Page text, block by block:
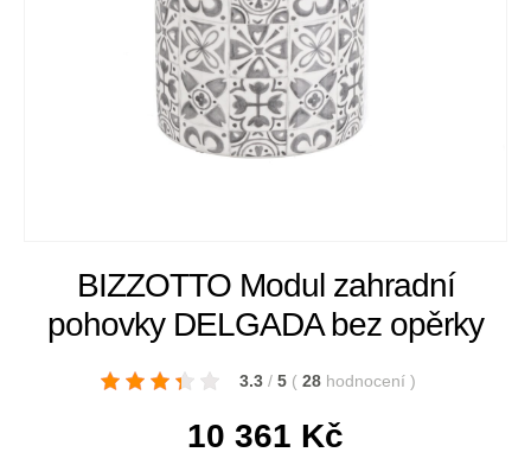
BIZZOTTO Modul zahradní
pohovky DELGADA bez opěrky
3.3 / 5 ( 28 hodnocení )
10 361 Kč